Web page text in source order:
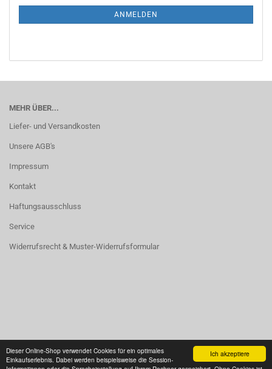
Ich akzeptiere
Dieser Online-Shop verwendet Cookies für ein optimales
Einkaufserlebnis. Dabei werden beispielsweise die Session-
ANMELDEN
MEHR ÜBER...
Liefer- und Versandkosten
Unsere AGB's
Impressum
Kontakt
Haftungsausschluss
Service
Widerrufsrecht & Muster-Widerrufsformular
Vertrag widerrufen